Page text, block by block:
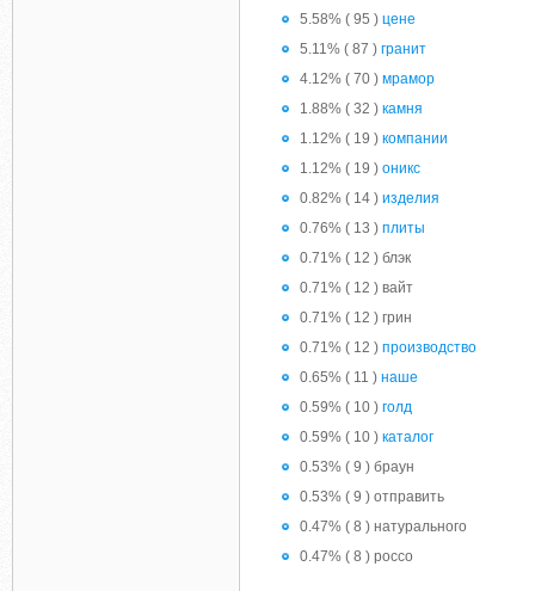
5.58% ( 95 ) цене
5.11% ( 87 ) гранит
4.12% ( 70 ) мрамор
1.88% ( 32 ) камня
1.12% ( 19 ) компании
1.12% ( 19 ) оникс
0.82% ( 14 ) изделия
0.76% ( 13 ) плиты
0.71% ( 12 ) блэк
0.71% ( 12 ) вайт
0.71% ( 12 ) грин
0.71% ( 12 ) производство
0.65% ( 11 ) наше
0.59% ( 10 ) голд
0.59% ( 10 ) каталог
0.53% ( 9 ) браун
0.53% ( 9 ) отправить
0.47% ( 8 ) натурального
0.47% ( 8 ) россо